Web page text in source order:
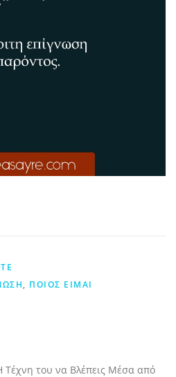
, ΠΟΙΟΣ ΕΊΜΑΙ
του να Βλέπεις Μέσα από